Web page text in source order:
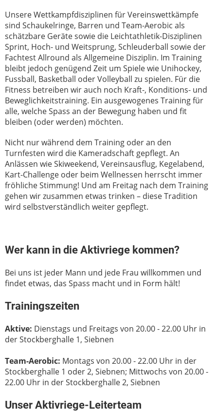
Unsere Wettkampfdisziplinen für Vereinswettkämpfe
sind Schaukelringe, Barren und Team-Aerobic als
schätzbare Geräte sowie die Leichtathletik-Disziplinen
Sprint, Hoch- und Weitsprung, Schleuderball sowie der
Fachtest Allround als Allgemeine Disziplin. Im Training
bleibt jedoch genügend Zeit um Spiele wie Unihockey,
Fussball, Basketball oder Volleyball zu spielen. Für die
Fitness betreiben wir auch noch Kraft-, Konditions- und
Beweglichkeitstraining. Ein ausgewogenes Training für
alle, welche Spass an der Bewegung haben und fit
bleiben (oder werden) möchten.
Nicht nur während dem Training oder an den
Turnfesten wird die Kameradschaft gepflegt. An
Anlässen wie Skiweekend, Vereinsausflug, Kegelabend,
Kart-Challenge oder beim Wellnessen herrscht immer
fröhliche Stimmung! Und am Freitag nach dem Training
gehen wir zusammen etwas trinken – diese Tradition
wird selbstverständlich weiter gepflegt.
Wer kann in die Aktivriege kommen?
Bei uns ist jeder Mann und jede Frau willkommen und
findet etwas, das Spass macht und in Form hält!
Trainingszeiten
Aktive: Dienstags und Freitags von 20.00 - 22.00 Uhr in
der Stockberghalle 1, Siebnen
Team-Aerobic: Montags von 20.00 - 22.00 Uhr in der
Stockberghalle 1 oder 2, Siebnen; Mittwochs von 20.00 -
22.00 Uhr in der Stockberghalle 2, Siebnen
Unser Aktivriege-Leiterteam